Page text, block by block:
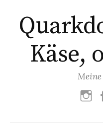
Inhalt
überspringen
Käse,